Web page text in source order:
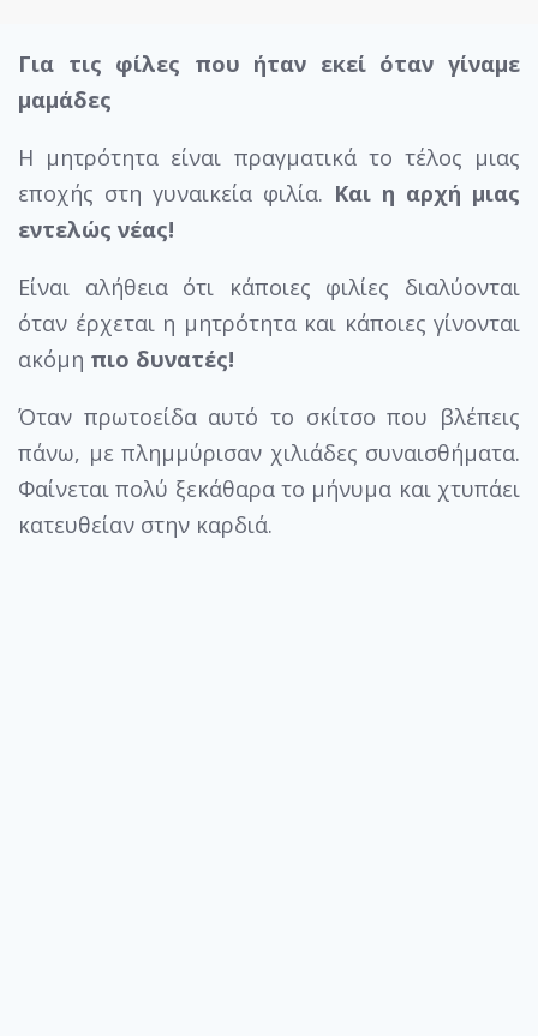
Για τις φίλες που ήταν εκεί όταν γίναμε
μαμάδες
Η μητρότητα είναι πραγματικά το τέλος μιας
εποχής στη γυναικεία φιλία. Και η αρχή μιας
εντελώς νέας!
Είναι αλήθεια ότι κάποιες φιλίες διαλύονται
όταν έρχεται η μητρότητα και κάποιες γίνονται
ακόμη πιο δυνατές!
Όταν πρωτοείδα αυτό το σκίτσο που βλέπεις
πάνω, με πλημμύρισαν χιλιάδες συναισθήματα.
Φαίνεται πολύ ξεκάθαρα το μήνυμα και χτυπάει
κατευθείαν στην καρδιά.